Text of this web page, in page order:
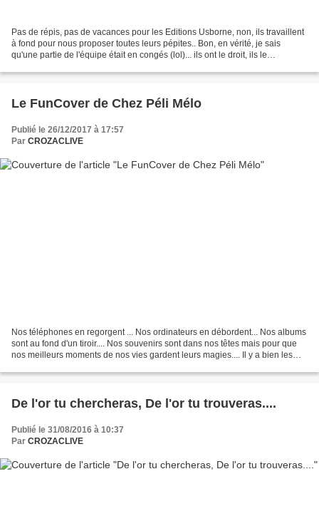
Pas de répis, pas de vacances pour les Editions Usborne, non, ils travaillent
à fond pour nous proposer toutes leurs pépites.. Bon, en vérité, je sais
qu'une partie de l'équipe était en congés (lol)... ils ont le droit, ils le
Le FunCover de Chez Péli Mélo
Publié le 26/12/2017 à 17:57
Par CROZACLIVE
Nos téléphones en regorgent ... Nos ordinateurs en débordent... Nos albums
sont au fond d'un tiroir.... Nos souvenirs sont dans nos têtes mais pour que
nos meilleurs moments de nos vies gardent leurs magies.... Il y a bien les
De l'or tu chercheras, De l'or tu trouveras....
Publié le 31/08/2016 à 10:37
Par CROZACLIVE